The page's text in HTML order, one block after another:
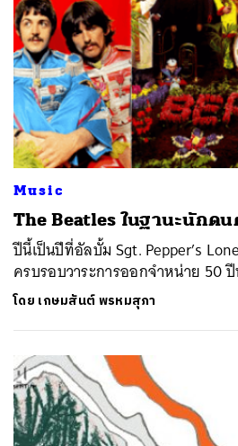
Music
The Beatles ในฐานะนักด
ปีนี้เป็นปีที่อัลบั้ม Sgt. Pepper’s
ครบรอบวาระการออกจำหน่าย 50
โดย เกษมสันต์ พรหมสุภา
SHARE TWEET